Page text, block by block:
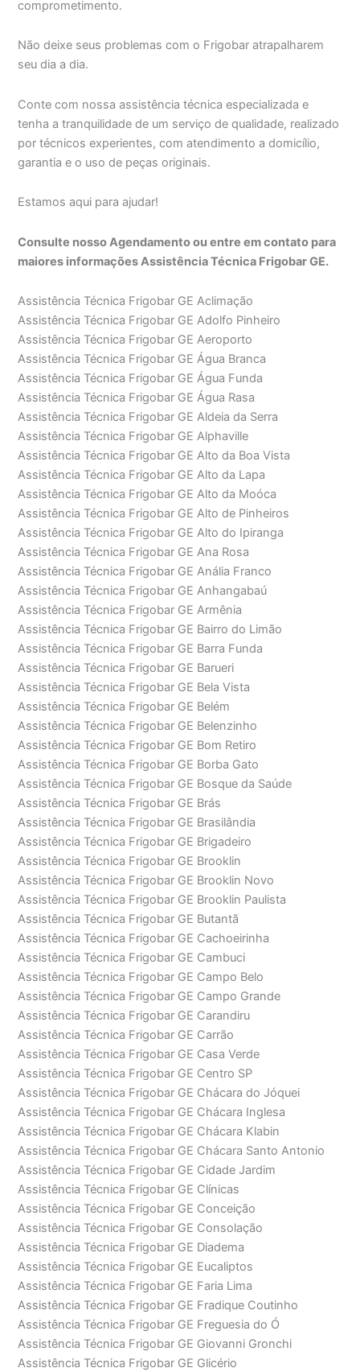
comprometimento.
Não deixe seus problemas com o Frigobar atrapalharem
seu dia a dia.
Conte com nossa assistência técnica especializada e
tenha a tranquilidade de um serviço de qualidade, realizado
por técnicos experientes, com atendimento a domicílio,
garantia e o uso de peças originais.
Estamos aqui para ajudar!
Consulte nosso Agendamento ou entre em contato para
maiores informações Assistência Técnica Frigobar GE.
Assistência Técnica Frigobar GE Aclimação
Assistência Técnica Frigobar GE Adolfo Pinheiro
Assistência Técnica Frigobar GE Aeroporto
Assistência Técnica Frigobar GE Água Branca
Assistência Técnica Frigobar GE Água Funda
Assistência Técnica Frigobar GE Água Rasa
Assistência Técnica Frigobar GE Aldeia da Serra
Assistência Técnica Frigobar GE Alphaville
Assistência Técnica Frigobar GE Alto da Boa Vista
Assistência Técnica Frigobar GE Alto da Lapa
Assistência Técnica Frigobar GE Alto da Moóca
Assistência Técnica Frigobar GE Alto de Pinheiros
Assistência Técnica Frigobar GE Alto do Ipiranga
Assistência Técnica Frigobar GE Ana Rosa
Assistência Técnica Frigobar GE Anália Franco
Assistência Técnica Frigobar GE Anhangabaú
Assistência Técnica Frigobar GE Armênia
Assistência Técnica Frigobar GE Bairro do Limão
Assistência Técnica Frigobar GE Barra Funda
Assistência Técnica Frigobar GE Barueri
Assistência Técnica Frigobar GE Bela Vista
Assistência Técnica Frigobar GE Belém
Assistência Técnica Frigobar GE Belenzinho
Assistência Técnica Frigobar GE Bom Retiro
Assistência Técnica Frigobar GE Borba Gato
Assistência Técnica Frigobar GE Bosque da Saúde
Assistência Técnica Frigobar GE Brás
Assistência Técnica Frigobar GE Brasilândia
Assistência Técnica Frigobar GE Brigadeiro
Assistência Técnica Frigobar GE Brooklin
Assistência Técnica Frigobar GE Brooklin Novo
Assistência Técnica Frigobar GE Brooklin Paulista
Assistência Técnica Frigobar GE Butantã
Assistência Técnica Frigobar GE Cachoeirinha
Assistência Técnica Frigobar GE Cambuci
Assistência Técnica Frigobar GE Campo Belo
Assistência Técnica Frigobar GE Campo Grande
Assistência Técnica Frigobar GE Carandiru
Assistência Técnica Frigobar GE Carrão
Assistência Técnica Frigobar GE Casa Verde
Assistência Técnica Frigobar GE Centro SP
Assistência Técnica Frigobar GE Chácara do Jóquei
Assistência Técnica Frigobar GE Chácara Inglesa
Assistência Técnica Frigobar GE Chácara Klabin
Assistência Técnica Frigobar GE Chácara Santo Antonio
Assistência Técnica Frigobar GE Cidade Jardim
Assistência Técnica Frigobar GE Clínicas
Assistência Técnica Frigobar GE Conceição
Assistência Técnica Frigobar GE Consolação
Assistência Técnica Frigobar GE Diadema
Assistência Técnica Frigobar GE Eucaliptos
Assistência Técnica Frigobar GE Faria Lima
Assistência Técnica Frigobar GE Fradique Coutinho
Assistência Técnica Frigobar GE Freguesia do Ó
Assistência Técnica Frigobar GE Giovanni Gronchi
Assistência Técnica Frigobar GE Glicério